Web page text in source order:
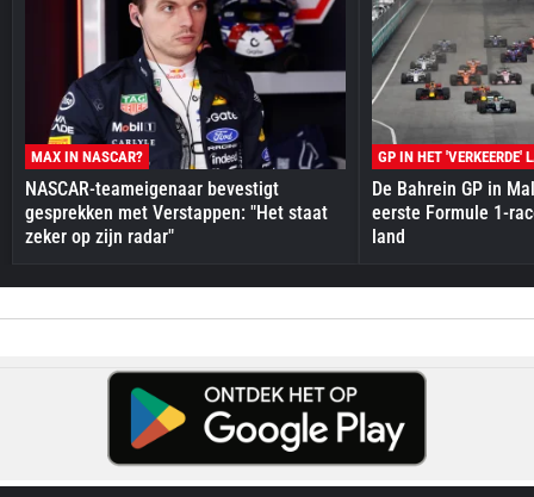
MAX IN NASCAR?
NASCAR-teameigenaar bevestigt
gesprekken met Verstappen: "Het staat
zeker op zijn radar"
GP IN HET 'VERKEERDE'
De Bahrein GP in
eerste Formule 1-
land